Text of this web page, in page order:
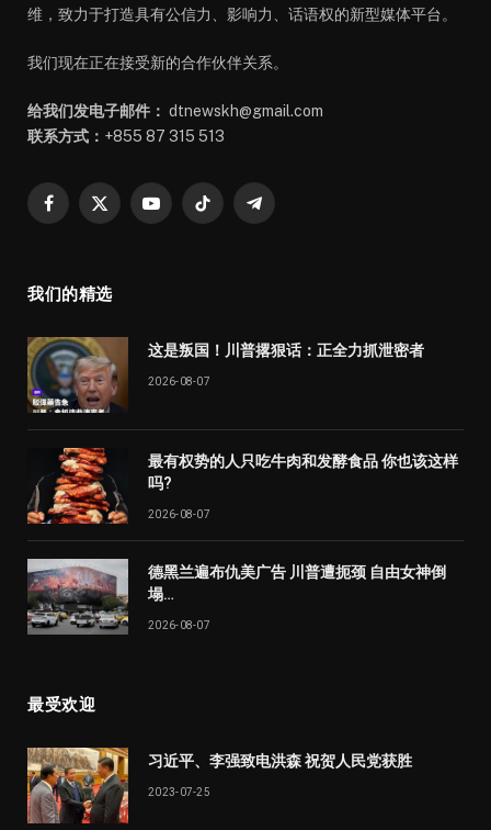
维，致力于打造具有公信力、影响力、话语权的新型媒体平台。
我们现在正在接受新的合作伙伴关系。
给我们发电子邮件： dtnewskh@gmail.com
联系方式： +855 87 315 513
Facebook
X
YouTubeTikTok Telegram
我们的精选
这是叛国！川普撂狠话：正全力抓泄密者
2026-08-07
最有权势的人只吃牛肉和发酵食品 你也该这样
吗?
2026-08-07
德黑兰遍布仇美广告 川普遭扼颈 自由女神倒
塌…
2026-08-07
最受欢迎
习近平、李强致电洪森 祝贺人民党获胜
2023-07-25